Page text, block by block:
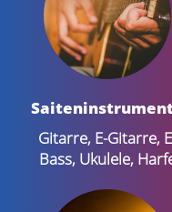
Gitarre, E-Gitarre,
Bass, Ukulele,